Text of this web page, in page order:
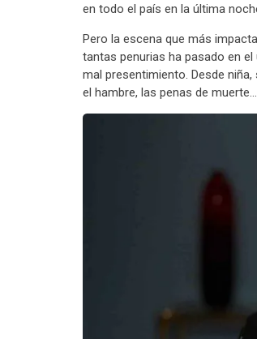
en todo el país en la última
Pero la escena que más
tantas penurias ha pasado en
mal presentimiento. Desde
el hambre, las penas de